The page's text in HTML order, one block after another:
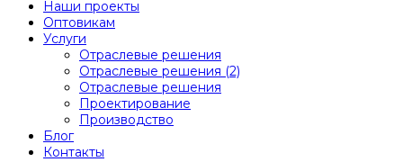
Наши проекты
Оптовикам
Услуги
Отраслевые решения
Отраслевые решения (2)
Отраслевые решения
Проектирование
Производство
Блог
Контакты